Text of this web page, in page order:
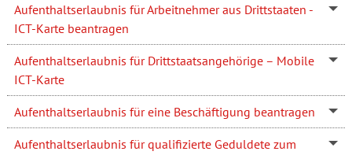
Aufenthaltserlaubnis für Arbeitnehmer aus Drittstaaten -
ICT-Karte beantragen
Aufenthaltserlaubnis für Drittstaatsangehörige – Mobile
ICT-Karte
Aufenthaltserlaubnis für eine Beschäftigung beantragen
Aufenthaltserlaubnis für qualifizierte Geduldete zum